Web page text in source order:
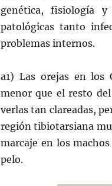
genética, fisiología
patológicas tanto
problemas internos.
a1) Las orejas en los
menor que el resto
verlas tan clareadas,
región tibiotarsiana
marcaje en los
pelo.